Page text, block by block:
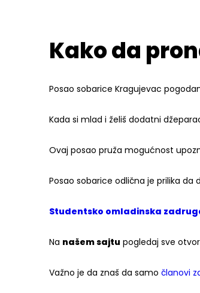
Kako da
Posao sobarice Kragujevac
Kada si mlad i želiš dodatni
Ovaj posao pruža mogućnost
Posao sobarice odlična je prilika
Studentsko omladinska
Na našem sajtu pogledaj sve
Važno je da znaš da samo članovi